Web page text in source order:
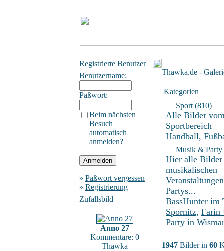
Registrierte Benutzer
Benutzername:
Paßwort:
Beim nächsten
Besuch
automatisch
anmelden?
» Paßwort vergessen
» Registrierung
Zufallsbild
Anno 27
Kommentare: 0
Thawka
Thawka.de -
Kategorien
Sport (810)
Alle Bilder
Sportbereich
Handball,
Musik & Party
Hier alle
musikalischen
Partys...
BassHunter im
Spornitz, Farin
Party in
1947 Bilder in 60